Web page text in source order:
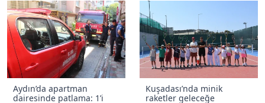
Aydın’da apartman
dairesinde patlama: 1’i
Kuşadası’nda minik
raketler geleceğe